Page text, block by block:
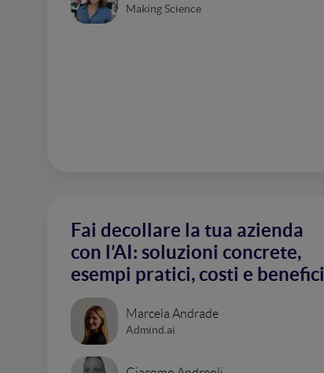
Making Science
Fai decollare la tua azienda
con l’AI: soluzioni concrete,
esempi pratici, costi e benefici
Marcela Andrade
Admind.ai